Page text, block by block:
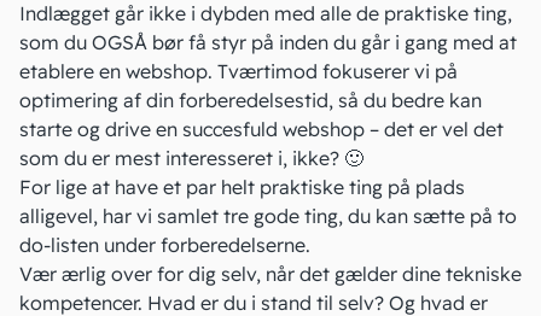
Indlægget går ikke i dybden med alle de praktiske ting,
som du OGSÅ bør få styr på inden du går i gang med at
etablere en webshop. Tværtimod fokuserer vi på
optimering af din forberedelsestid, så du bedre kan
starte og drive en succesfuld webshop – det er vel det
som du er mest interesseret i, ikke? 🙂
For lige at have et par helt praktiske ting på plads
alligevel, har vi samlet tre gode ting, du kan sætte på to
do-listen under forberedelserne.
Vær ærlig over for dig selv, når det gælder dine tekniske
kompetencer. Hvad er du i stand til selv? Og hvad er